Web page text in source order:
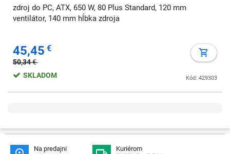
zdroj do PC, ATX, 650 W, 80 Plus Standard, 120 mm
ventilátor, 140 mm hĺbka zdroja
45,45 €
50,34€
Kód: 429303
SKLADOM
Na predajni Kuriérom